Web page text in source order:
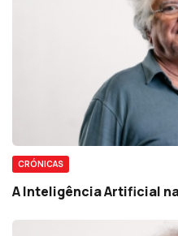
CRÓNICAS
A Inteligência Artificial